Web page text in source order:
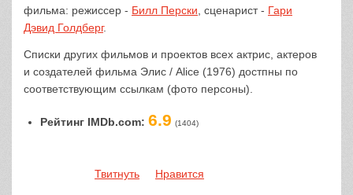
фильма: режиссер - Билл Перски , сценарист - Гари
Дэвид Голдберг.
Списки других фильмов и проектов всех актрис, актеров
и создателей фильма Элис / Alice (1976) достпны по
соответствующим ссылкам (фото персоны).
Рейтинг IMDb.com: 6.9 (1404)
Твитнуть Нравится